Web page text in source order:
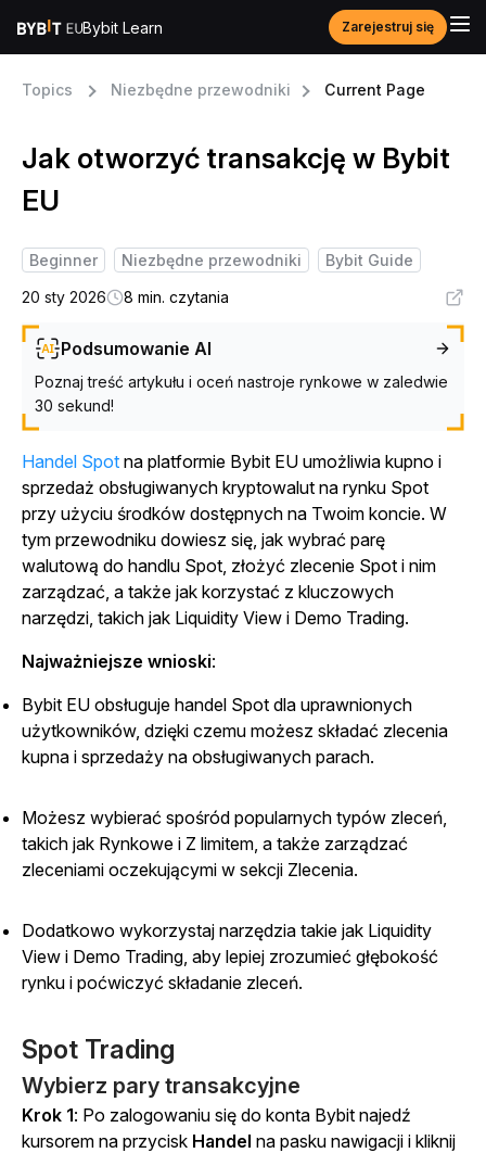
Bybit Learn Zarejestruj się
Topics Niezbędne przewodniki Current Page
Jak otworzyć transakcję w Bybit
EU
Beginner Niezbędne przewodniki
Bybit Guide
20 sty 2026
8 min. czytania
Podsumowanie AI
Poznaj treść artykułu i oceń nastroje rynkowe w zaledwie
30 sekund!
Handel Spot na platformie Bybit EU umożliwia kupno i
sprzedaż obsługiwanych kryptowalut na rynku Spot
przy użyciu środków dostępnych na Twoim koncie. W
tym przewodniku dowiesz się, jak wybrać parę
walutową do handlu Spot, złożyć zlecenie Spot i nim
zarządzać, a także jak korzystać z kluczowych
narzędzi, takich jak Liquidity View i Demo Trading.
Najważniejsze wnioski:
Bybit EU obsługuje handel Spot dla uprawnionych
użytkowników, dzięki czemu możesz składać zlecenia
kupna i sprzedaży na obsługiwanych parach.
Możesz wybierać spośród popularnych typów zleceń,
takich jak Rynkowe i Z limitem, a także zarządzać
zleceniami oczekującymi w sekcji Zlecenia.
Dodatkowo wykorzystaj narzędzia takie jak Liquidity
View i Demo Trading, aby lepiej zrozumieć głębokość
rynku i poćwiczyć składanie zleceń.
Spot Trading
Wybierz pary transakcyjne
Krok 1: Po zalogowaniu się do konta Bybit najedź
kursorem na przycisk Handel na pasku nawigacji i kliknij